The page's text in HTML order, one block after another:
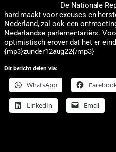
De Nationale
hard maakt voor excuses en
Nederland, zal ook een
Nederlandse parlementariërs.
optimistisch erover dat het er
{mp3}zunder12aug22{/mp3}
Dit bericht delen via:
WhatsApp
LinkedIn Email